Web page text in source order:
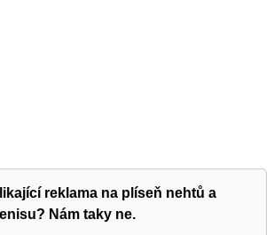
reklama na plíseň nehtů a
Nám taky ne.